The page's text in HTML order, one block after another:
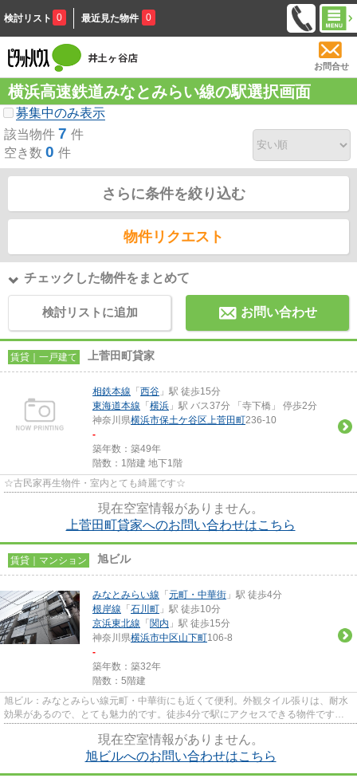
検討リスト 0 最近見た物件 0
お問合せ
横浜高速鉄道みなとみらい線の駅選択画面
募集中のみ表示
該当物件 7 件
空き数 0 件
さらに条件を絞り込む
物件リクエスト
チェックした物件をまとめて
検討リストに追加 お問い合わせ
賃貸｜一戸建て 上菅田町貸家
相鉄本線 「 西谷 」駅 徒歩15分
東海道本線 「 横浜 」駅 バス37分 「寺下橋」 停歩2分
神奈川県横浜市保土ケ谷区上菅田町236-10
-
築年数：築49年
階数：1階建 地下1階
☆古民家再生物件・室内とても綺麗です☆
現在空室情報がありません。
上菅田町貸家へのお問い合わせはこちら
賃貸｜マンション 旭ビル
みなとみらい線 「 元町・中華街 」駅 徒歩4分
根岸線 「 石川町 」駅 徒歩10分
京浜東北線 「 関内 」駅 徒歩15分
神奈川県横浜市中区山下町106-8
-
築年数：築32年
階数：5階建
旭ビル：みなとみらい線元町・中華街にも近くて便利。外観タイル張りは、耐水
効果があるので、とても魅力的です。徒歩4分で駅にアクセスできる物件です。
現在空室情報がありません。
旭ビルへのお問い合わせはこちら